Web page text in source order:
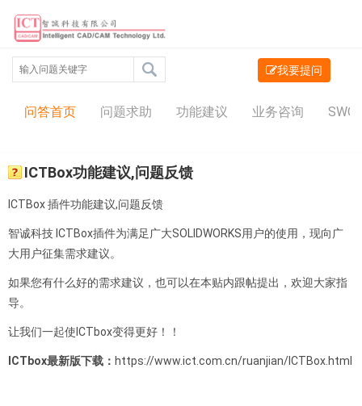
问答中心
我要提问
问答首页 问题求助 功能建议 业务咨询
ICTBox功能建议,问题反馈
ICTBox 插件功能建议,问题反馈
智诚科技 ICTBox插件为满足广大SOLIDWORKS用户的使用，现向广
大用户征集需求建议。
如果您有什么好的需求建议，也可以在本贴内跟帖提出，欢迎大家指
导。
让我们一起使ICTbox变得更好！！
ICTbox最新版下载： https://www.ict.com.cn/ruanjian/ICTBox.html